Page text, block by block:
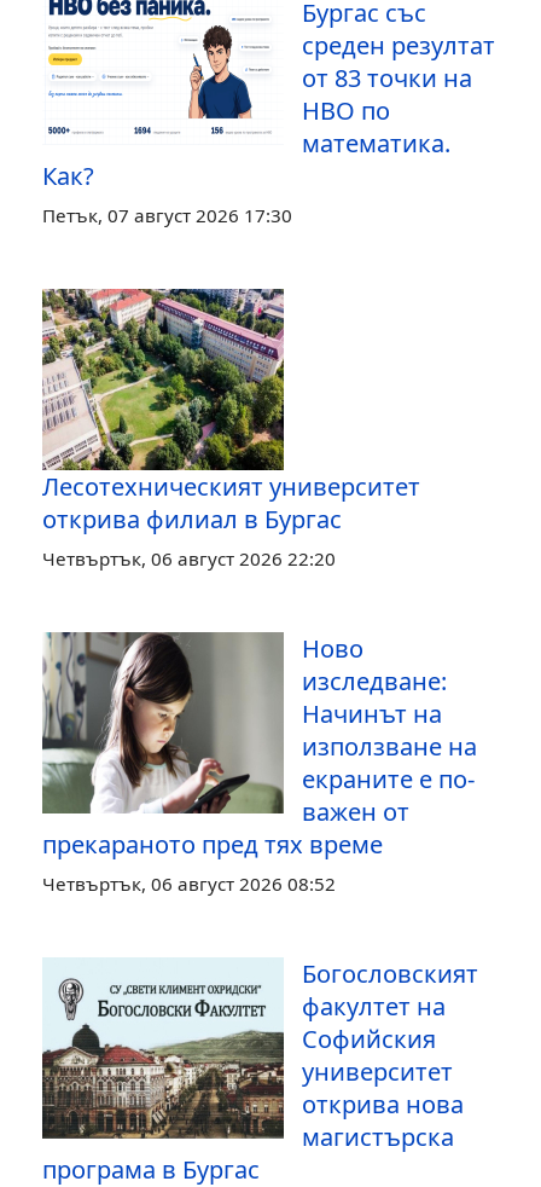
Бургас със
среден резултат
от 83 точки на
НВО по
математика.
Как?
Петък, 07 август 2026 17:30
Лесотехническият университет
открива филиал в Бургас
Четвъртък, 06 август 2026 22:20
Ново
изследване:
Начинът на
използване на
екраните е по-
важен от
прекараното пред тях време
Четвъртък, 06 август 2026 08:52
Богословският
факултет на
Софийския
университет
открива нова
магистърска
програма в Бургас